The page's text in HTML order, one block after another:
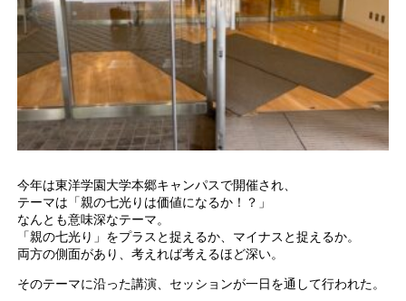
今年は東洋学園大学本郷キャンパスで開催され、
テーマは「親の七光りは価値になるか！？」
なんとも意味深なテーマ。
「親の七光り」をプラスと捉えるか、マイナスと捉えるか。
両方の側面があり、考えれば考えるほど深い。
そのテーマに沿った講演、セッションが一日を通して行われた。